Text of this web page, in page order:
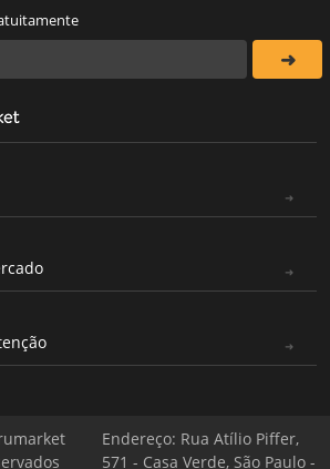
Endereço: Rua Atílio Piffer,
571 - Casa Verde, São Paulo -